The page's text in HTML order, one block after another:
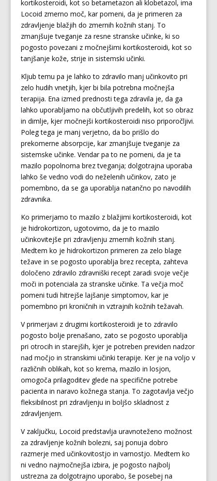
kortikosteroidi, kot so betametazon ali klobetazol, ima
Locoid zmerno moč, kar pomeni, da je primeren za
zdravljenje blažjih do zmernih kožnih stanj. To
zmanjšuje tveganje za resne stranske učinke, ki so
pogosto povezani z močnejšimi kortikosteroidi, kot so
tanjšanje kože, strije in sistemski učinki.
Kljub temu pa je lahko to zdravilo manj učinkovito pri
zelo hudih vnetjih, kjer bi bila potrebna močnejša
terapija. Ena izmed prednosti tega zdravila je, da ga
lahko uporabljamo na občutljivih predelih, kot so obraz
in dimlje, kjer močnejši kortikosteroidi niso priporočljivi.
Poleg tega je manj verjetno, da bo prišlo do
prekomerne absorpcije, kar zmanjšuje tveganje za
sistemske učinke. Vendar pa to ne pomeni, da je ta
mazilo popolnoma brez tveganja; dolgotrajna uporaba
lahko še vedno vodi do neželenih učinkov, zato je
pomembno, da se ga uporablja natančno po navodilih
zdravnika.
Ko primerjamo to mazilo z blažjimi kortikosteroidi, kot
je hidrokortizon, ugotovimo, da je to mazilo
učinkovitejše pri zdravljenju zmernih kožnih stanj.
Medtem ko je hidrokortizon primeren za zelo blage
težave in se pogosto uporablja brez recepta, zahteva
določeno zdravilo zdravniški recept zaradi svoje večje
moči in potenciala za stranske učinke. Ta večja moč
pomeni tudi hitrejše lajšanje simptomov, kar je
pomembno pri kroničnih in vztrajnih kožnih težavah.
V primerjavi z drugimi kortikosteroidi je to zdravilo
pogosto bolje prenašano, zato se pogosto uporablja
pri otrocih in starejših, kjer je potreben previden nadzor
nad močjo in stranskimi učinki terapije. Ker je na voljo v
različnih oblikah, kot so krema, mazilo in losjon,
omogoča prilagoditev glede na specifične potrebe
pacienta in naravo kožnega stanja. To zagotavlja večjo
fleksibilnost pri zdravljenju in boljšo skladnost z
zdravljenjem.
V zaključku, Locoid predstavlja uravnoteženo možnost
za zdravljenje kožnih bolezni, saj ponuja dobro
razmerje med učinkovitostjo in varnostjo. Medtem ko
ni vedno najmočnejša izbira, je pogosto najbolj
ustrezna za dolgotrajno uporabo, še posebej na